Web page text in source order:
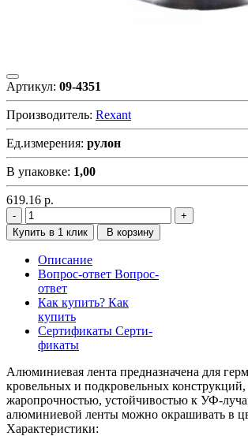
Артикул: 09-4351
Производитель: Rexant
Ед.измерения: рулон
В упаковке: 1,00
619.16 р.
Купить в 1 клик В корзину
Описание
Вопрос-ответ Вопрос-
ответ
Как купить? Как
купить
Сертификаты Серти-
фикаты
Алюминиевая лента предназначена для
кровельных и подкровельных
жаропрочностью, устойчивостью к УФ-
алюминиевой ленты можно окрашивать в
Характеристики: